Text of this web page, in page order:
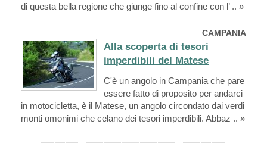
di questa bella regione che giunge fino al confine con l’ .. »
CAMPANIA
Alla scoperta di tesori
imperdibili del Matese
C'è un angolo in Campania che pare
essere fatto di proposito per andarci
in motocicletta, è il Matese, un angolo circondato dai verdi
monti omonimi che celano dei tesori imperdibili. Abbaz .. »